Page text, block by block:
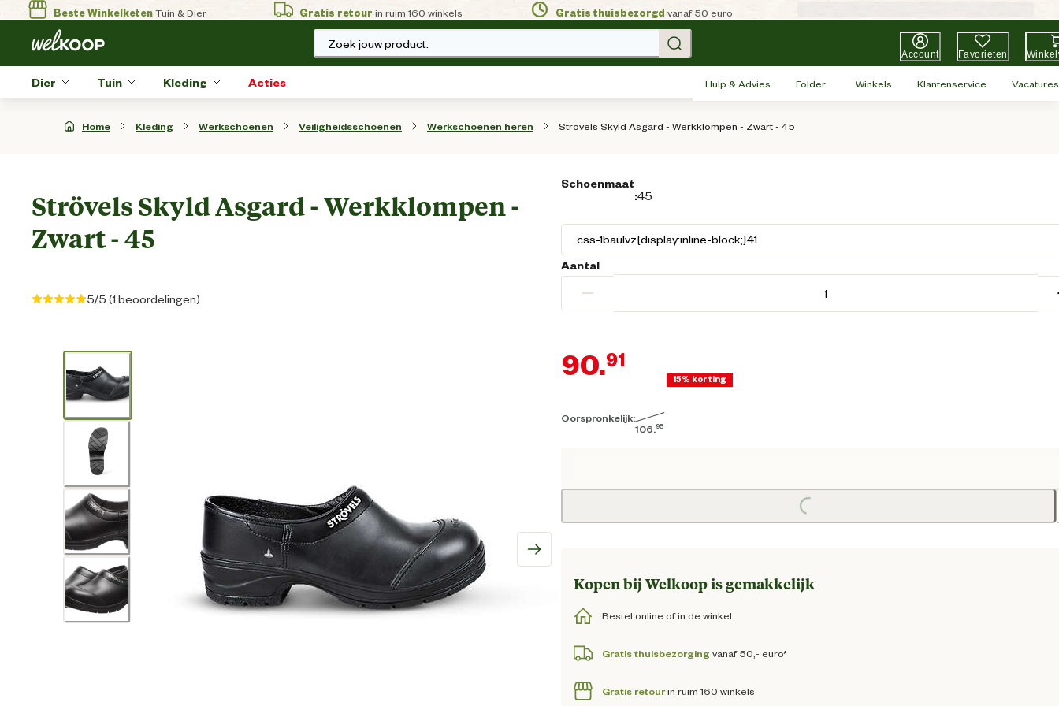
Beste WinkelketenTuin & Dier Gratis retour in ruim 160 winkels Gratis thuisbezorgd vanaf 50 euro
Zoek jouw product.
Account Favorieten
Dier Tuin Kleding Acties Hulp & Advies Folder Winkels Klantenservice Vacatures
Home Kleding Werkschoenen Veiligheidsschoenen Werkschoenen heren Strövels Skyld Asgard - Werkklompen - Zwart - 45
Strövels Skyld Asgard - Werkklompen -
Zwart - 45
5/5 (1 beoordelingen)
Schoenmaat
:45
Aantal
−
Oorspronkelijk:
106.95
90.91
Huidige prijs € 90,91
15% korting
Loading...
Kopen bij Welkoop is gemakkelijk
Bestel online of in de winkel.
Gratis thuisbezorging vanaf 50,- euro*
Gratis retourin ruim 160 winkels